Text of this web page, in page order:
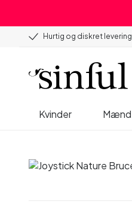
Hurtig og diskret levering
Kvinder Mænd